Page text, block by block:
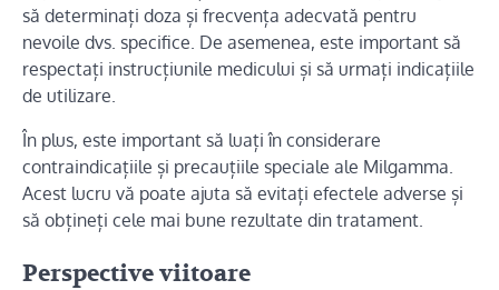
să determinați doza și frecvența adecvată pentru
nevoile dvs. specifice. De asemenea, este important să
respectați instrucțiunile medicului și să urmați indicațiile
de utilizare.
În plus, este important să luați în considerare
contraindicațiile și precauțiile speciale ale Milgamma.
Acest lucru vă poate ajuta să evitați efectele adverse și
să obțineți cele mai bune rezultate din tratament.
Perspective viitoare